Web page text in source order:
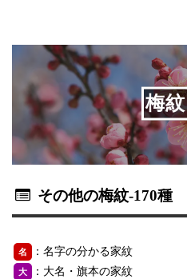
梅紋
その他の梅紋-170種
名 ：名字の分かる家紋
大 ：大名・旗本の家紋